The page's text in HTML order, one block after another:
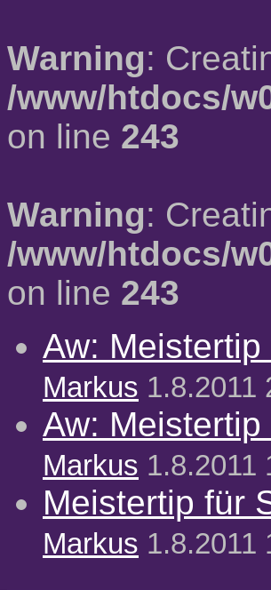
Warning:
/www/htdocs/
on line 243
Warning:
/www/htdocs/
on line 243
Aw:
Markus 1.8.2011
Aw:
Markus 1.8.2011
Meistertip für
Markus 1.8.2011